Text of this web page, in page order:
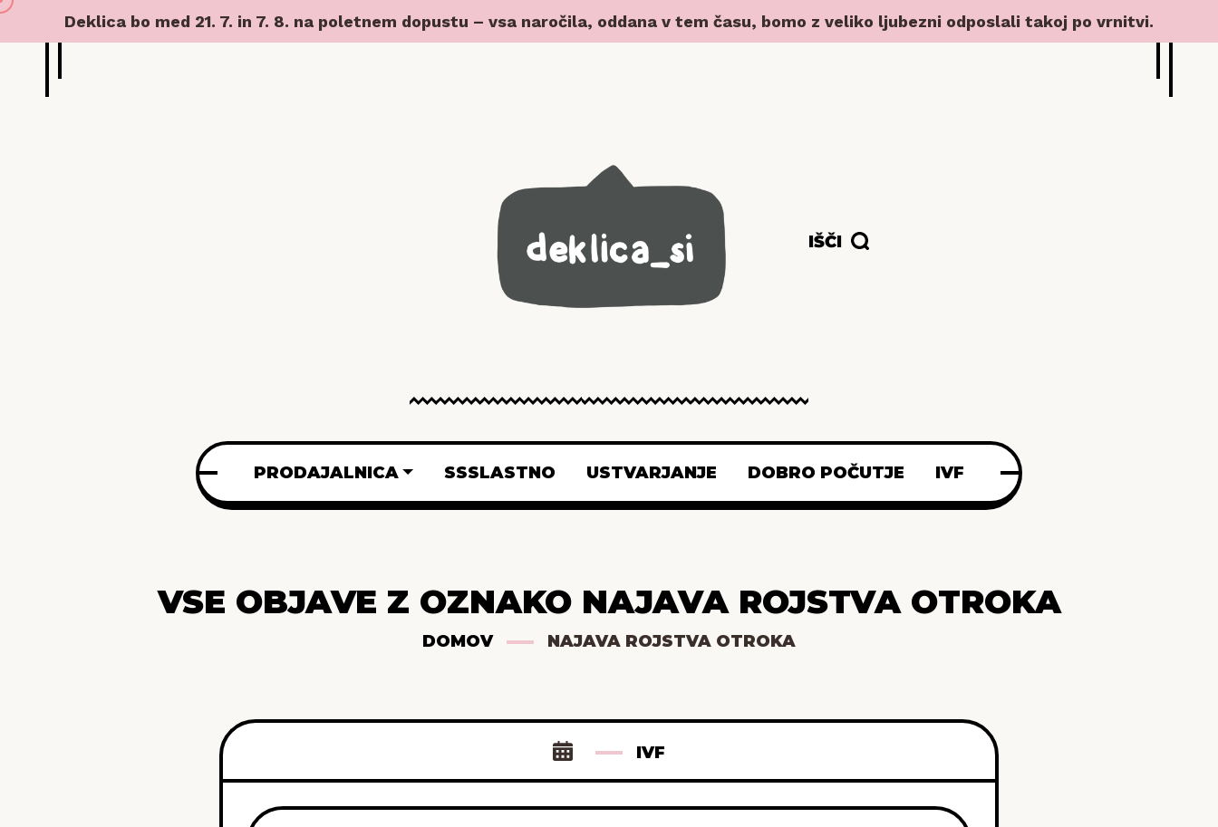
Deklica bo med 21. 7. in 7. 8. na poletnem dopustu – vsa naročila, oddana v tem času, bomo z veliko ljubezni odposlali takoj po vrnitvi.
IŠČI
PRODAJALNICA SSSLASTNO USTVARJANJE DOBRO POČUTJE IVF
VSE OBJAVE Z OZNAKO NAJAVA ROJSTVA OTROKA
DOMOV NAJAVA ROJSTVA OTROKA
IVF